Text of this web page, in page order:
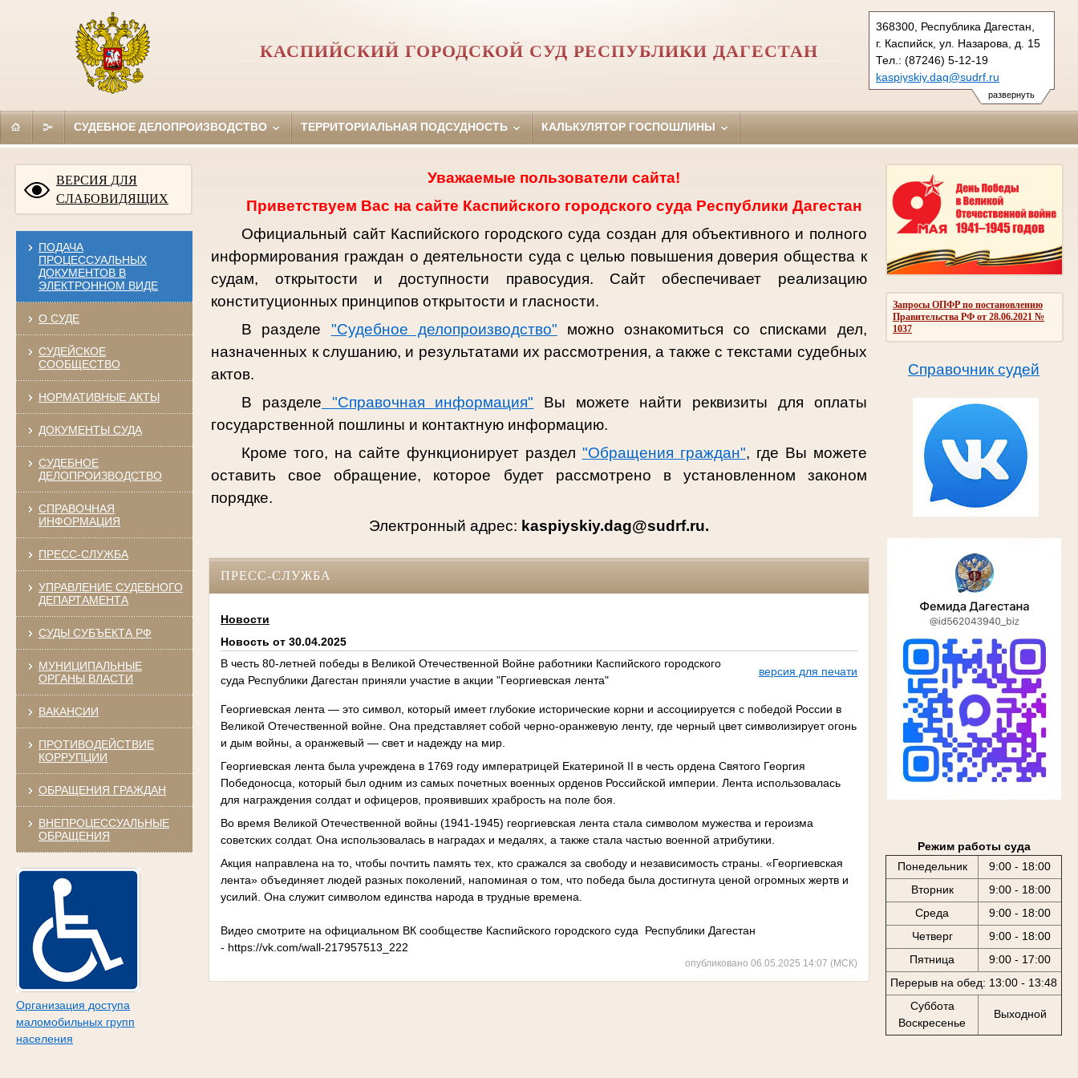
развернуть
368300, Республика Дагестан,
г. Каспийск, ул. Назарова, д. 15
Тел.: (87246) 5-12-19
kaspiyskiy.dag@sudrf.ru
КАСПИЙСКИЙ ГОРОДСКОЙ СУД РЕСПУБЛИКИ ДАГЕСТАН
СУДЕБНОЕ ДЕЛОПРОИЗВОДСТВО ТЕРРИТОРИАЛЬНАЯ ПОДСУДНОСТЬ КАЛЬКУЛЯТОР ГОСПОШЛИНЫ
ВЕРСИЯ ДЛЯ
СЛАБОВИДЯЩИХ
ПОДАЧА
ПРОЦЕССУАЛЬНЫХ
ДОКУМЕНТОВ В
ЭЛЕКТРОННОМ ВИДЕ
О СУДЕ
СУДЕЙСКОЕ
СООБЩЕСТВО
НОРМАТИВНЫЕ АКТЫ
ДОКУМЕНТЫ СУДА
СУДЕБНОЕ
ДЕЛОПРОИЗВОДСТВО
СПРАВОЧНАЯ
ИНФОРМАЦИЯ
ПРЕСС-СЛУЖБА
УПРАВЛЕНИЕ СУДЕБНОГО
ДЕПАРТАМЕНТА
СУДЫ СУБЪЕКТА РФ
МУНИЦИПАЛЬНЫЕ
ОРГАНЫ ВЛАСТИ
ВАКАНСИИ
ПРОТИВОДЕЙСТВИЕ
КОРРУПЦИИ
ОБРАЩЕНИЯ ГРАЖДАН
ВНЕПРОЦЕССУАЛЬНЫЕ
ОБРАЩЕНИЯ
Организация доступа
маломобильных групп
населения
Запросы ОПФР по постановлению
Правительства РФ от 28.06.2021 №
1037
Справочник судей
Режим работы суда
Понедельник
9:00 - 18:00
Вторник
9:00 - 18:00
Среда
9:00 - 18:00
Четверг
9:00 - 18:00
Пятница
9:00 - 17:00
Перерыв на обед: 13:00 - 13:48
Суббота
Воскресенье
Выходной
Уважаемые пользователи сайта!
Приветствуем Вас на сайте Каспийского городского суда Республики Дагестан
Официальный сайт Каспийского городского суда создан для объективного и полного
информирования граждан о деятельности суда с целью повышения доверия общества к
судам, открытости и доступности правосудия. Сайт обеспечивает реализацию
конституционных принципов открытости и гласности.
В разделе "Судебное делопроизводство" можно ознакомиться со списками дел,
назначенных к слушанию, и результатами их рассмотрения, а также с текстами судебных
актов.
В разделе "Справочная информация" Вы можете найти реквизиты для оплаты
государственной пошлины и контактную информацию.
Кроме того, на сайте функционирует раздел "Обращения граждан", где Вы можете
оставить свое обращение, которое будет рассмотрено в установленном законом
порядке.
Электронный адрес: kaspiyskiy.dag@sudrf.ru.
ПРЕСС-СЛУЖБА
Новости
Новость от 30.04.2025
В честь 80-летней победы в Великой Отечественной Войне работники Каспийского городского
суда Республики Дагестан приняли участие в акции "Георгиевская лента"
версия для печати
Георгиевская лента — это символ, который имеет глубокие исторические корни и ассоциируется с победой России в
Великой Отечественной войне. Она представляет собой черно-оранжевую ленту, где черный цвет символизирует огонь
и дым войны, а оранжевый — свет и надежду на мир.
Георгиевская лента была учреждена в 1769 году императрицей Екатериной II в честь ордена Святого Георгия
Победоносца, который был одним из самых почетных военных орденов Российской империи. Лента использовалась
для награждения солдат и офицеров, проявивших храбрость на поле боя.
Во время Великой Отечественной войны (1941-1945) георгиевская лента стала символом мужества и героизма
советских солдат. Она использовалась в наградах и медалях, а также стала частью военной атрибутики.
Акция направлена на то, чтобы почтить память тех, кто сражался за свободу и независимость страны. «Георгиевская
лента» объединяет людей разных поколений, напоминая о том, что победа была достигнута ценой огромных жертв и
усилий. Она служит символом единства народа в трудные времена.
Видео смотрите на официальном ВК сообществе Каспийского городского суда Республики Дагестан
- https://vk.com/wall-217957513_222
опубликовано 06.05.2025 14:07 (МСК)